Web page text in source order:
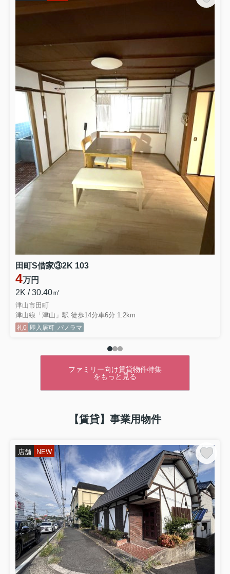
田町S借家③2K 103
4万円
2K / 30.40㎡
津山市田町
津山線「津山」駅 徒歩14分車6分 1.2km
礼0 即入居可 パノラマ
ファミリー向け賃貸物件特集
をもっと見る
【賃貸】事業用物件
店舗 NEW